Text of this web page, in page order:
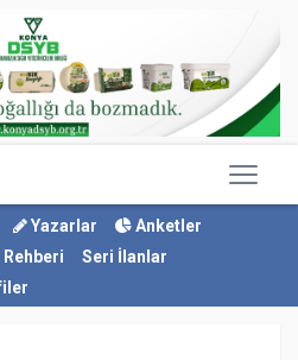
Yazarlar
Anketler
Rehberi
Seri İlanlar